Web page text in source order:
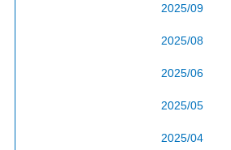
2025/09
2025/08
2025/06
2025/05
2025/04